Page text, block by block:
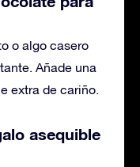
o algo casero
Añade una
extra de cariño.
asequible